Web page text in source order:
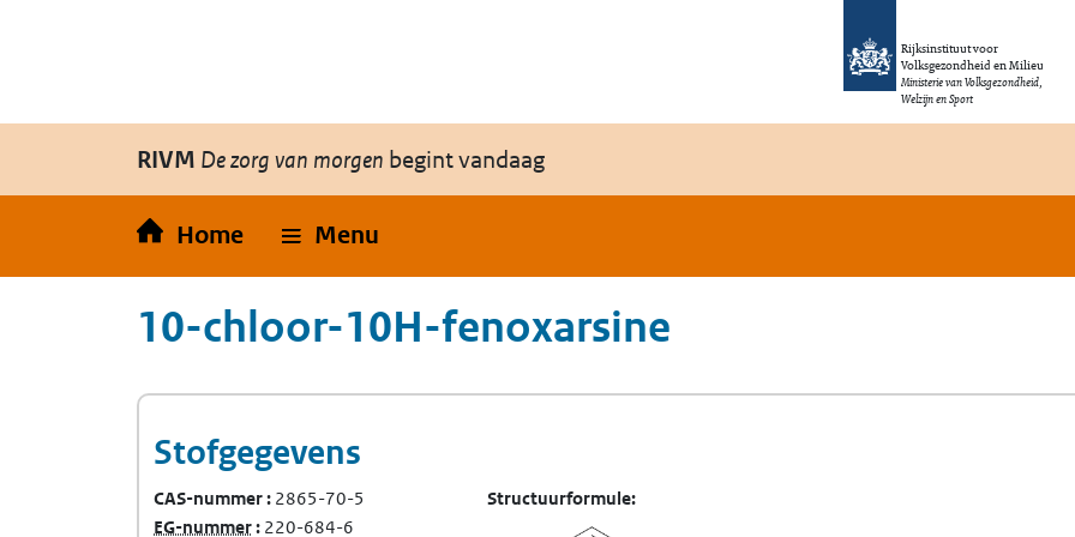
Rijksinstituut voor
Volksgezondheid en Milieu
Ministerie van Volksgezondheid,
Welzijn en Sport
RIVM De zorg van morgen begint vandaag
Home Menu
10-chloor-10H-fenoxarsine
Stofgegevens
CAS-nummer 2865-70-5
EG-nummer(Europees Gemeenschap-nummer)
220-684-6
Structuurformule